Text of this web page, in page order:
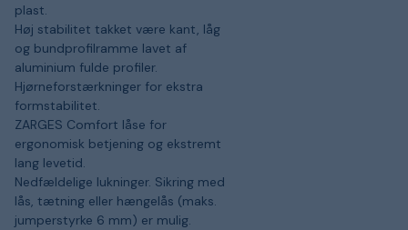
plast.
Høj stabilitet takket være kant, låg
og bundprofilramme lavet af
aluminium fulde profiler.
Hjørneforstærkninger for ekstra
formstabilitet.
ZARGES Comfort låse for
ergonomisk betjening og ekstremt
lang levetid.
Nedfældelige lukninger. Sikring med
lås, tætning eller hængelås (maks.
jumperstyrke 6 mm) er mulig.